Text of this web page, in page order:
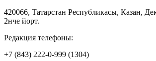
420066, Татарстан Республикасы, Казан,
2нче йорт.
Редакция телефоны:
+7 (843) 222-0-999 (1304)